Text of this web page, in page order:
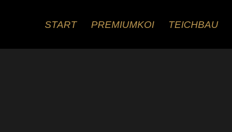
START PREMIUMKOI TEICHBAU